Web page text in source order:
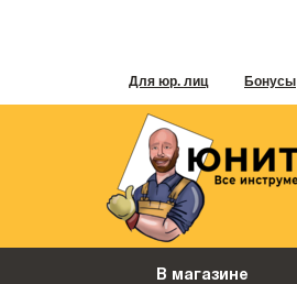
Для юр. лиц Бонусы
В магазине